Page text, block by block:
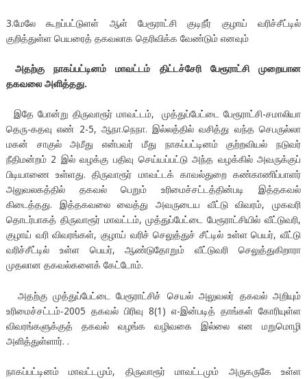
3.மேலே கூறப்பட்டுளள் ஆள் பேரூராட்சி குடிநீர் குழாய் வரிச்சீட்டில்
குறித்துள்ள பெயரைத் தகவலாக தெரிவிக்க வேண்டும் எனவும்
அதற்கு நாகப்பட்டினம் மாவட்டம் திட்டச்சேரி பேரூராட்சி முறையான
தகவலை அளித்தது.
இதே போன்று திருவாரூர் மாவட்டம், முத்துப்பேட்டை பேரூராட்சி-சமாலியா
தெரு-கதவு எண் 2-5, ஆநா.நெநா. இல்லத்தில் வசித்து வந்த செபருல்லா
மகன் சாகுல் அமீது என்பவர் மீது நாகப்பட்டினம் குற்றவியல் நடுவர்
நீதிமன்றம் 2 இல் வழக்கு பதிவு செய்யப்பட்டு அந்த வழக்கில் அவருக்குப்
பிடியாணை உள்ளது. திருவாரூர் மாவட்டக் காவல்துறை கண்காணிப்பாளர்
அலுவலகத்தில் தகவல் பெறும் உரிமைச்சட்டத்தின்படி இத்தகவல்
கிடைத்தது. இத்தகவலை வைத்து அவருடைய வீட்டு விவரம், முகவரி
தொடர்பாகத் திருவாரூர் மாவட்டம், முத்துப்பேட்டை பேரூராட்சியில் வீட்டுவரி,
குழாய் வரி விவரங்கள், குழாய் வரிச் செலுத்துச் சீட்டில் உள்ள பெயர், வீட்டு
வரிச்சீட்டில் உள்ள பெயர், ஆண்டுதோறும் வீட்டுவரி செலுத்துகிறாரா
முதலான தகவல்களைக் கேட்டோம்.
அதற்கு முத்துப்பேட்டை பேரூராட்சிச் செயல் அலுவலர் தகவல் அறியும்
உரிமைச்சட்டம்-2005 தகவல் பிரிவு 8(1) எ-இன்படித் தாங்கள் கோரியுள்ள
விவரங்களுக்குத் தகவல் வழங்க வழிவகை இல்லை என மறுமொழி
அளித்துள்ளார். .
நாகப்பட்டினம் மாவட்டமும், திருவாரூர் மாவட்டமும் அருகருகே உள்ள